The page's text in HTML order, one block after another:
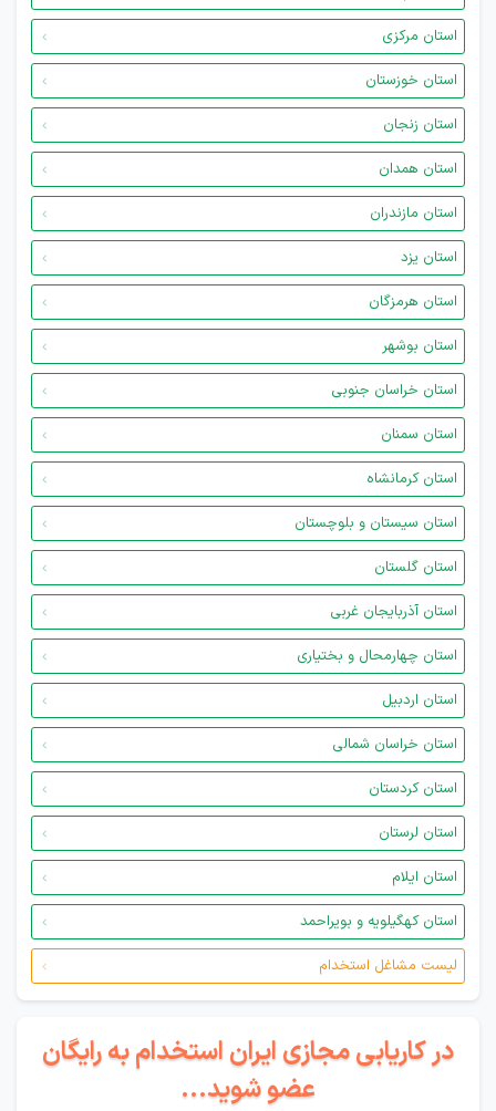
استان مرکزی
استان خوزستان
استان زنجان
استان همدان
استان مازندران
استان یزد
استان هرمزگان
استان بوشهر
استان خراسان جنوبی
استان سمنان
استان کرمانشاه
استان سیستان و بلوچستان
استان گلستان
استان آذربایجان غربی
استان چهارمحال و بختیاری
استان اردبیل
استان خراسان شمالی
استان کردستان
استان لرستان
استان ایلام
استان کهگیلویه و بویراحمد
لیست مشاغل استخدام
در کاریابی مجازی ایران استخدام به رایگان
عضو شوید...